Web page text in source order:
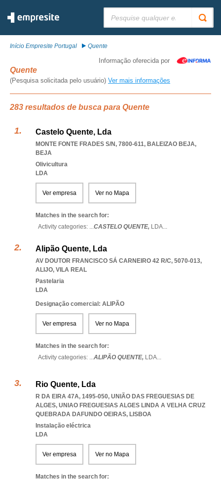
Início Empresite Portugal Quente
Informação oferecida por
Quente
(Pesquisa solicitada pelo usuário) Ver mais informações
283 resultados de busca para Quente
Castelo Quente, Lda
MONTE FONTE FRADES S/N, 7800-611, BALEIZAO BEJA,
BEJA
Olivicultura
LDA
Ver empresa Ver no Mapa
Matches in the search for:
Activity categories: ...CASTELO QUENTE, LDA...
Alipão Quente, Lda
AV DOUTOR FRANCISCO SÁ CARNEIRO 42 R/C, 5070-013,
ALIJO, VILA REAL
Pastelaria
LDA
Designação comercial: ALIPÃO
Ver empresa Ver no Mapa
Matches in the search for:
Activity categories: ...ALIPÃO QUENTE, LDA...
Rio Quente, Lda
R DA EIRA 47A, 1495-050, UNIÃO DAS FREGUESIAS DE
ALGES, UNIAO FREGUESIAS ALGES LINDA A VELHA CRUZ
QUEBRADA DAFUNDO OEIRAS, LISBOA
Instalação eléctrica
LDA
Ver empresa Ver no Mapa
Matches in the search for: